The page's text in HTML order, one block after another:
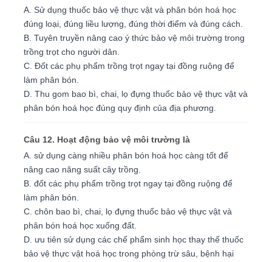
A. Sử dụng thuốc bảo vệ thực vật và phân bón hoá học
đúng loại, đúng liều lượng, đúng thời điểm và đúng cách.
B. Tuyên truyền nâng cao ý thức bảo vệ môi trường trong
trồng trọt cho người dân.
C. Đốt các phụ phẩm trồng trọt ngay tại đồng ruộng để
làm phân bón.
D. Thu gom bao bì, chai, lọ đựng thuốc bảo vệ thực vật và
phân bón hoá học đúng quy định của địa phương.
Câu 12. Hoạt động bảo vệ môi trường là
A. sử dụng càng nhiều phân bón hoá học càng tốt để
nâng cao năng suất cây trồng.
B. đốt các phụ phẩm trồng trọt ngay tại đồng ruộng để
làm phân bón.
C. chôn bao bì, chai, lọ đựng thuốc bảo vệ thực vật và
phân bón hoá học xuống đất.
D. ưu tiên sử dụng các chế phẩm sinh học thay thế thuốc
bảo vệ thực vật hoá học trong phòng trừ sâu, bệnh hại